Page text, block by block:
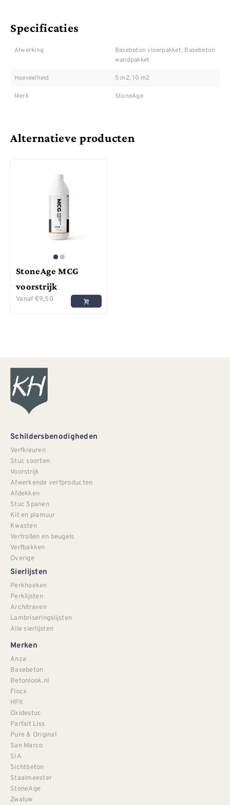
Specificaties
Afwerking
Basebeton vloerpakket, Basebeton
wandpakket
Hoeveelheid 5 m2, 10 m2
Merk StoneAge
Alternatieve producten
StoneAge MCG
voorstrijk
Vanaf €9,50
Schildersbenodigheden
Verfkleuren
Stuc soorten
Voorstrijk
Afwerkende verfproducten
Afdekken
Stuc Spanen
Kit en plamuur
Kwasten
Verfrollen en beugels
Verfbakken
Overige
Sierlijsten
Perkhoeken
Perklijsten
Architraven
Lambriseringslijsten
Alle sierlijsten
Merken
Anza
Basebeton
Betonlook.nl
Flocx
HPX
Oxidestuc
Parfait Liss
Pure & Original
San Marco
SIA
Sichtbeton
Staalmeester
StoneAge
Zwaluw